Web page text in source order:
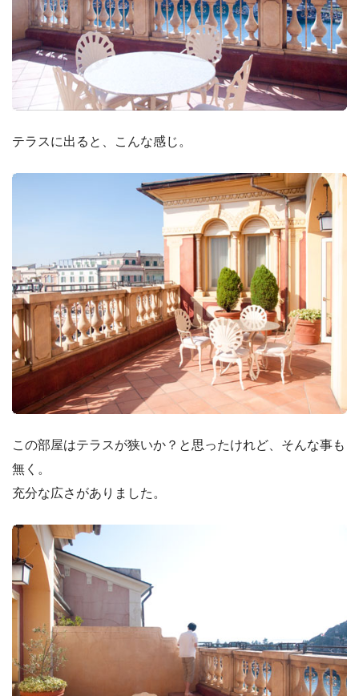
テラスに出ると、こんな感じ。
この部屋はテラスが狭いか？と思ったけれど、そんな事も
無く。
充分な広さがありました。